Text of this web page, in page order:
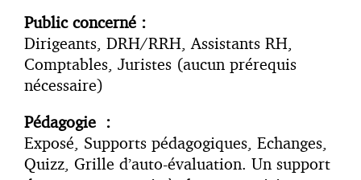
Public concerné :
Dirigeants, DRH/RRH, Assistants RH,
Comptables, Juristes (aucun prérequis
nécessaire)
Pédagogie :
Exposé, Supports pédagogiques, Echanges,
Quizz, Grille d’auto-évaluation. Un support